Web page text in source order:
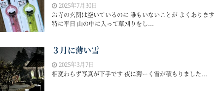
2025年7月30日
お寺の玄関は空いているのに 誰もいないことが よくあります
特に平日 山の中に入って草刈りをし...
３月に薄い雪
2025年3月7日
相変わらず写真が下手です 夜に薄ーく雪が積もりました...